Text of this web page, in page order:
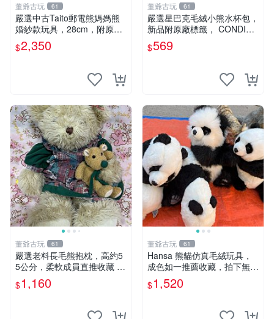
董爺古玩 61
嚴選中古Taito郵電熊媽媽熊
婚紗款玩具，28cm，附原
盒，保存極佳實拍，婚紗細節
清晰可見，偶像收藏推薦 婚
$2,350
董爺古玩 61
嚴選星巴克毛絨小熊水杯包，
新品附原廠標籤， CONDITI
ON 良好，詳情請參閱商品圖
片。 星巴克 毛絨小熊 水杯包
$569
董爺古玩 61
嚴選老料長毛熊抱枕，高約5
5公分，柔軟成員直推收藏 長
毛熊 柔軟熊抱枕 55公分
$1,160
董爺古玩 61
Hansa 熊貓仿真毛絨玩具，
成色如一推薦收藏，拍下無疑
心 熊貓 毛絨玩具 收藏
$1,520